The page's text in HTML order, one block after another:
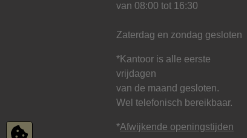
van 08:00 tot 16:30
Zaterdag en zondag gesloten
*Kantoor is alle eerste
vrijdagen
van de maand gesloten.
Wel telefonisch bereikbaar.
*Afwijkende openingstijden